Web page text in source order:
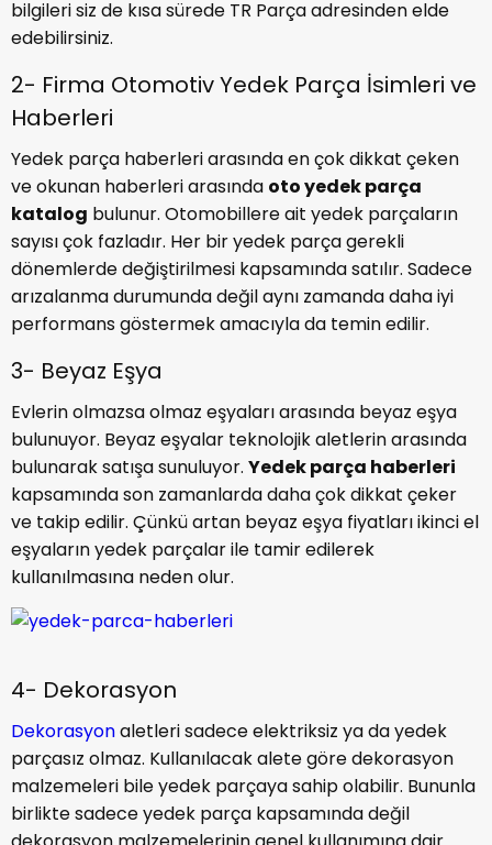
bilgileri siz de kısa sürede TR Parça adresinden elde
edebilirsiniz.
2- Firma Otomotiv Yedek Parça İsimleri ve
Haberleri
Yedek parça haberleri arasında en çok dikkat çeken
ve okunan haberleri arasında oto yedek parça
katalog bulunur. Otomobillere ait yedek parçaların
sayısı çok fazladır. Her bir yedek parça gerekli
dönemlerde değiştirilmesi kapsamında satılır. Sadece
arızalanma durumunda değil aynı zamanda daha iyi
performans göstermek amacıyla da temin edilir.
3- Beyaz Eşya
Evlerin olmazsa olmaz eşyaları arasında beyaz eşya
bulunuyor. Beyaz eşyalar teknolojik aletlerin arasında
bulunarak satışa sunuluyor. Yedek parça haberleri
kapsamında son zamanlarda daha çok dikkat çeker
ve takip edilir. Çünkü artan beyaz eşya fiyatları ikinci el
eşyaların yedek parçalar ile tamir edilerek
kullanılmasına neden olur.
4- Dekorasyon
Dekorasyonaletleri sadece elektriksiz ya da yedek
parçasız olmaz. Kullanılacak alete göre dekorasyon
malzemeleri bile yedek parçaya sahip olabilir. Bununla
birlikte sadece yedek parça kapsamında değil